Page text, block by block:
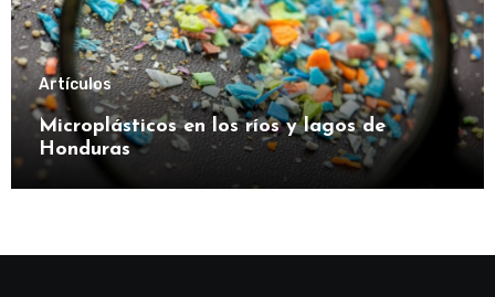
Artículos
Microplásticos en los ríos y lagos de
Honduras